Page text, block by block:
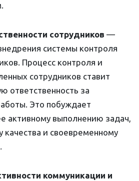
сотрудников —
системы контроля
Процесс контроля и
сотрудников ставит
ответственность за
Это побуждает
активному выполнению задач,
качества и своевременному
коммуникации и